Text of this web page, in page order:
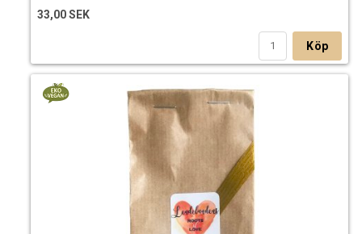
33,00 SEK
Köp